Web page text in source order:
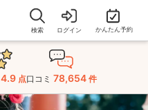
検索 ログイン かんたん予約
4.9 点口コミ 78,654 件